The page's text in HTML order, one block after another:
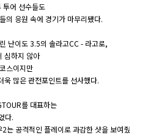
투어 선수들도
의 응원 속에 경기가 마무리됐다.
난이도 3.5의 솔라고CC - 라고로,
심하지 않아
스이지만
욱 많은 관전포인트를 선사했다.
를 대표하는
다.
는 공격적인 플레이로 과감한 샷을 보여줬